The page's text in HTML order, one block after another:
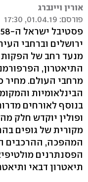
אורין ויינברג
פורסם: 01.04.19, 17:30
מנעד רחב של הפקות
התיאטרון,
מרחבי העולם.
בנוסף לאורחים
ופולין יוקדש חלק
מקורית של גופים
המהפכה, ההרכבים
הפסנתרנים
תיאטרון דבאי